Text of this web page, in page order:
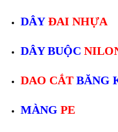
DÂY ĐAI NHỰA
DÂY BUỘC
DAO CẮT BĂNG
MÀNG PE